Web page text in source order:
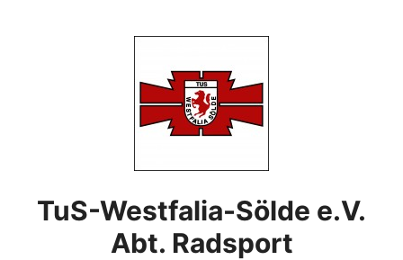
TuS-Westfalia-Sölde e.V.
Abt. Radsport